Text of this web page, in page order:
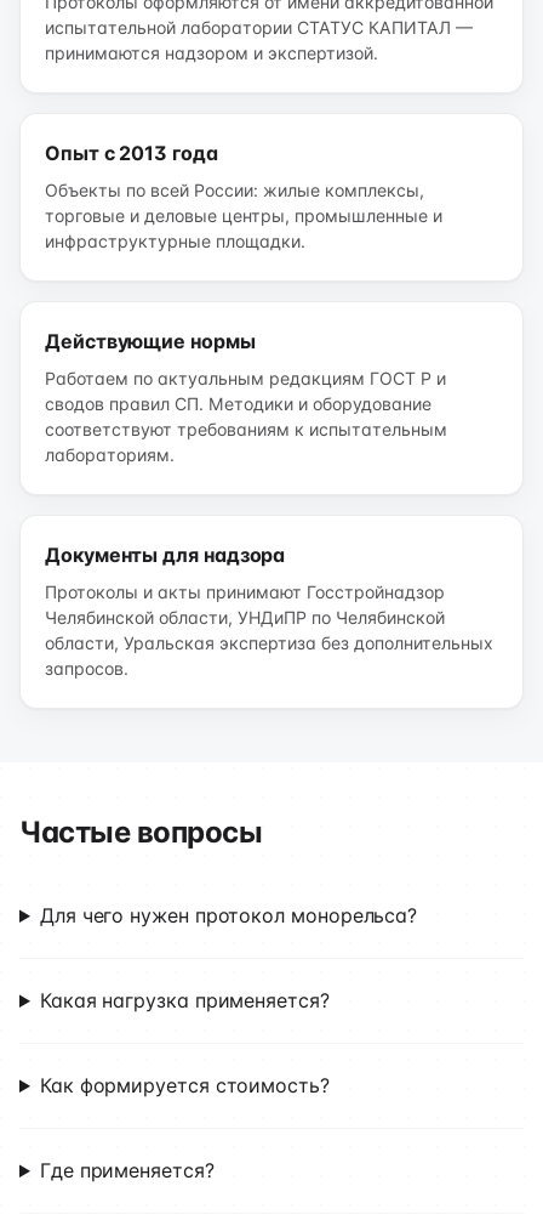
испытательной лаборатории СТАТУС КАПИТАЛ —
принимаются надзором и экспертизой.
Опыт с 2013 года
Объекты по всей России: жилые комплексы,
торговые и деловые центры, промышленные и
инфраструктурные площадки.
Действующие нормы
Работаем по актуальным редакциям ГОСТ Р и
сводов правил СП. Методики и оборудование
соответствуют требованиям к испытательным
лабораториям.
Документы для надзора
Протоколы и акты принимают Госстройнадзор
Челябинской области, УНДиПР по Челябинской
области, Уральская экспертиза без дополнительных
запросов.
Частые вопросы
Для чего нужен протокол монорельса?
Какая нагрузка применяется?
Как формируется стоимость?
Где применяется?